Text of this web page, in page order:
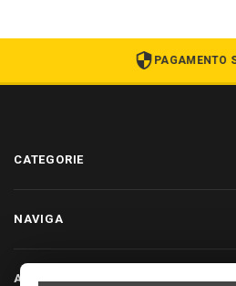
PAGAMENTO
CATEGORIE
NAVIGA
AIUTO & CONTATTO